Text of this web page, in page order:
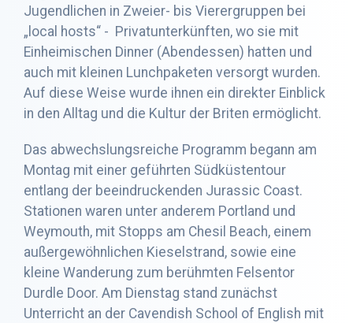
Jugendlichen in Zweier- bis Vierergruppen bei
„local hosts“ - Privatunterkünften, wo sie mit
Einheimischen Dinner (Abendessen) hatten und
auch mit kleinen Lunchpaketen versorgt wurden.
Auf diese Weise wurde ihnen ein direkter Einblick
in den Alltag und die Kultur der Briten ermöglicht.
Das abwechslungsreiche Programm begann am
Montag mit einer geführten Südküstentour
entlang der beeindruckenden Jurassic Coast.
Stationen waren unter anderem Portland und
Weymouth, mit Stopps am Chesil Beach, einem
außergewöhnlichen Kieselstrand, sowie eine
kleine Wanderung zum berühmten Felsentor
Durdle Door. Am Dienstag stand zunächst
Unterricht an der Cavendish School of English mit